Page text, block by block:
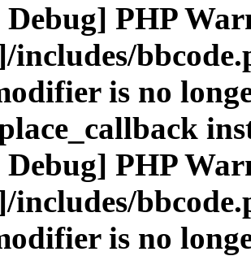
PHP
includes/
is no
PHP
includes/
is no